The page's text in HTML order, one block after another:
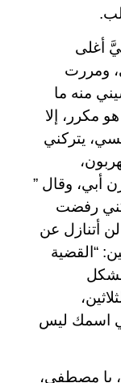
أغلى
ومررت
منه ما
مكرر، إلا
يتركني
أبي، وقال ”
رفضت
أتنازل عن
“القضية
اسمك ليس
يا مصطفى،